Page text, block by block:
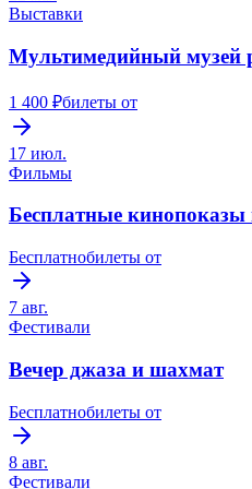
Выставки
Мультимедийный музей
1 400 ₽билеты от
17 июл.
Фильмы
Бесплатные
Бесплатнобилеты от
7 авг.
Фестивали
Вечер джаза и шахмат
Бесплатнобилеты от
8 авг.
Фестивали